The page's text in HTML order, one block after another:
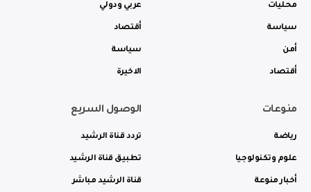
محليات
سياسة
أمن
أقتصاد
عربي ودولي
أقتصاد
سياسة
الاخيرة
منوعات
رياضة
علوم وتكنولوجيا
أخبار منوعة
الوصول السريع
تردد قناة الرشيد
تطبيق قناة الرشيد
قناة الرشيد مباشر